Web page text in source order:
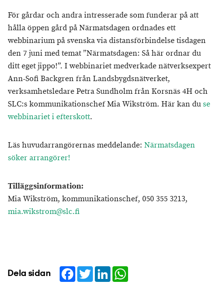
För gårdar och andra intresserade som funderar på att
hålla öppen gård på Närmatsdagen ordnades ett
webbinarium på svenska via distansförbindelse tisdagen
den 7 juni med temat ”Närmatsdagen: Så här ordnar du
ditt eget jippo!”. I webbinariet medverkade nätverksexpert
Ann-Sofi Backgren från Landsbygdsnätverket,
verksamhetsledare Petra Sundholm från Korsnäs 4H och
SLC:s kommunikationschef Mia Wikström. Här kan duse
webbinariet i efterskott.
Läs huvudarrangörernas meddelande: Närmatsdagen
söker arrangörer!
Tilläggsinformation:
Mia Wikström, kommunikationschef, 050 355 3213,
mia.wikstrom@slc.fi
Dela sidan Facebook
TwitterLinkedIn